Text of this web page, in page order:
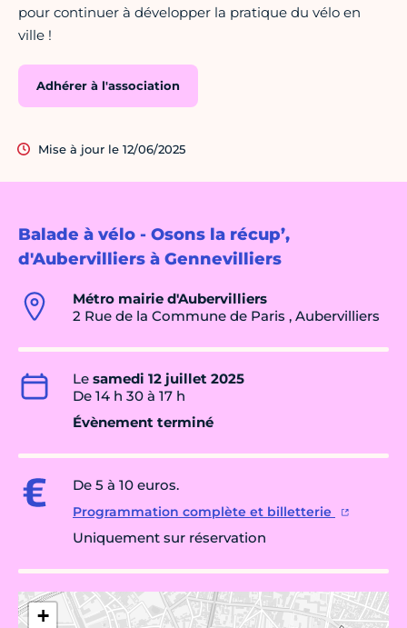
Balade à vélo - Osons la récup’,
d'Aubervilliers à Gennevilliers
Métro mairie d'Aubervilliers
2 Rue de la Commune de Paris , Aubervilliers
Le samedi 12 juillet 2025
De 14 h 30 à 17 h
Évènement terminé
De 5 à 10 euros.
Programmation complète et billetterie
Uniquement sur réservation
+
pour continuer à développer la pratique du vélo en
ville !
Adhérer à l'association
Mise à jour le 12/06/2025